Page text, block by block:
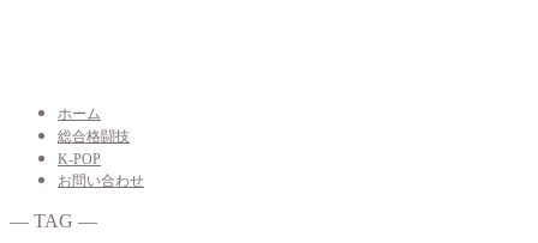
ホーム
総合格闘技
K-POP
お問い合わせ
― TAG ―